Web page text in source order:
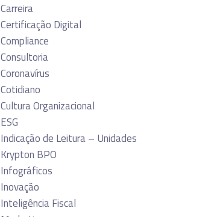
Carreira
Certificação Digital
Compliance
Consultoria
Coronavírus
Cotidiano
Cultura Organizacional
ESG
Indicação de Leitura – Unidades
Krypton BPO
Infográficos
Inovação
Inteligência Fiscal